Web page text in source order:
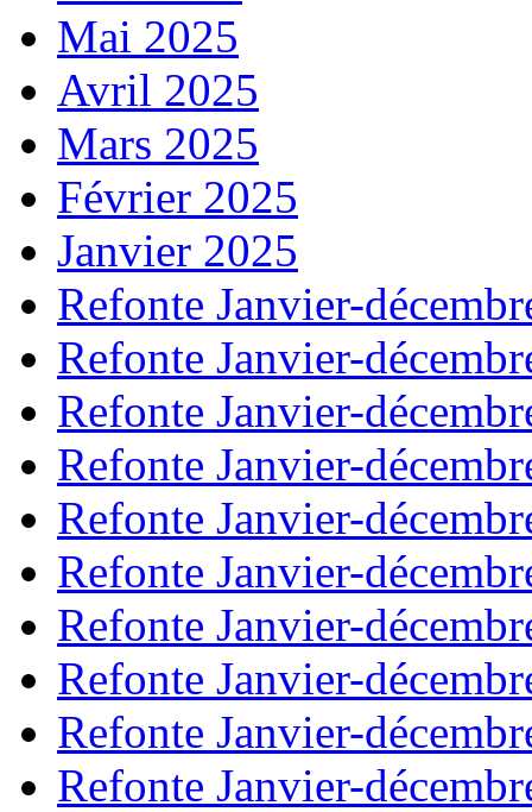
Mai 2025
Avril 2025
Mars 2025
Février 2025
Janvier 2025
Refonte Janvier-
Refonte Janvier-
Refonte Janvier-
Refonte Janvier-
Refonte Janvier-
Refonte Janvier-
Refonte Janvier-
Refonte Janvier-
Refonte Janvier-
Refonte Janvier-